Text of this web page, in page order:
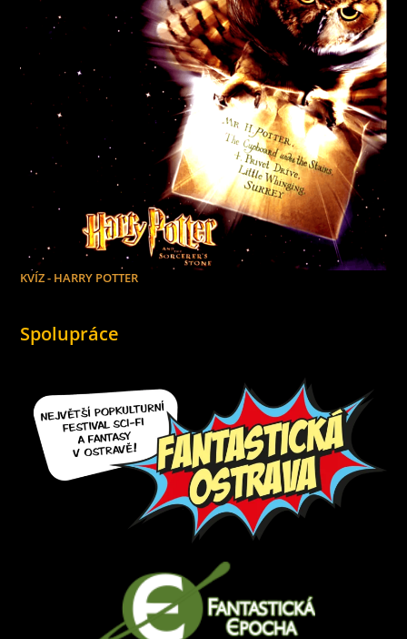
KVÍZ - HARRY POTTER
Spolupráce